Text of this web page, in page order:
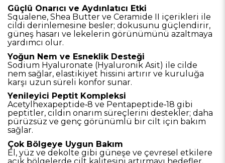
Güçlü Onarıcı ve Aydınlatıcı Etki
Squalene, Shea Butter ve Ceramide II içerikleri ile
cildi derinlemesine besler; dokusunu güçlendirir,
güneş hasarı ve lekelerin görünümünü azaltmaya
yardımcı olur.
Yoğun Nem ve Esneklik Desteği
Sodium Hyaluronate (Hyaluronik Asit) ile cilde
nem sağlar, elastikiyet hissini artırır ve kuruluğa
karşı uzun süreli konfor sunar.
Yenileyici Peptit Kompleksi
Acetylhexapeptide‑8 ve Pentapeptide‑18 gibi
peptitler, cildin onarım süreçlerini destekler; daha
pürüzsüz ve genç görünümlü bir cilt için bakım
sağlar.
Çok Bölgeye Uygun Bakım
El, yüz ve dekolte gibi güneşe ve çevresel etkilere